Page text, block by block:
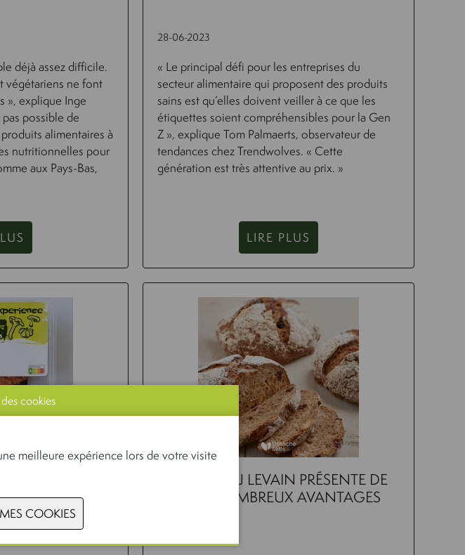
déjà assez difficile.
végétariens ne font
», explique Inge
possible de
alimentaires à
nutritionnelles pour
aux Pays-Bas,
28-06-2023
« Le principal défi pour les entreprises du
secteur alimentaire qui proposent des produits
sains est qu’elles doivent veiller à ce que les
étiquettes soient compréhensibles pour la Gen
Z », explique Tom Palmaerts, observateur de
tendances chez Trendwolves. « Cette
génération est très attentive au prix. »
LIRE PLUS
LE PAIN AU LEVAIN PRÉSENTE DE
TRÈS NOMBREUX AVANTAGES
cookies
meilleure expérience lors de votre visite